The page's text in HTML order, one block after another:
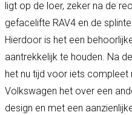
ligt op de loer, zeker na de
gefacelifte RAV4 en de
Hierdoor is het een
aantrekkelijk te houden. Na
het nu tijd voor iets
Volkswagen het over een
design en met een